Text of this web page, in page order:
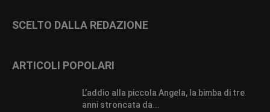
SCELTO DALLA REDAZIONE
ARTICOLI POPOLARI
L’addio alla piccola Angela, la bimba di tre
anni stroncata da...